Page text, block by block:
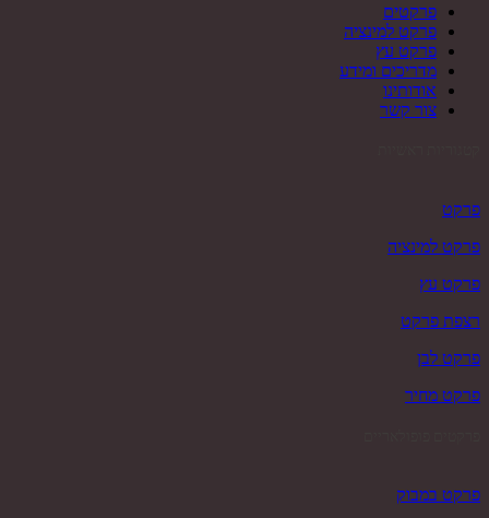
פרקטים
פרקט למינציה
פרקט עץ
מדריכים ומידע
אודותינו
צור קשר
פרקט
פרקט למינציה
פרקט עץ
רצפת פרקט
פרקט לבן
פרקט מחיר
פרקט במבוק